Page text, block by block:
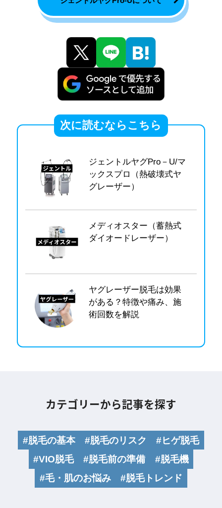
次に読むならこちら
ジェントルヤグPro－U/マ
ックスプロ（熱破壊式ヤ
グレーザー）
メディオスター（蓄熱式
ダイオードレーザー）
ヤグレーザー脱毛は効果
がある？特徴や痛み、施
術回数を解説
カテゴリーから記事を探す
#脱毛の基本 #脱毛のリスク
#ヒゲ脱毛
#VIO脱毛
#脱毛前の準備
#脱毛機
#毛・肌のお悩み
#脱毛トレンド